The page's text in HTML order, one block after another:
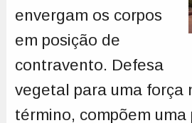
envergam os corpos
em posição de
contravento. Defesa
vegetal para uma força
término, compõem uma